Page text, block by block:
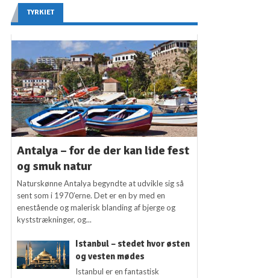
TYRKIET
Antalya – for de der kan lide fest
og smuk natur
Naturskønne Antalya begyndte at udvikle sig så
sent som i 1970’erne. Det er en by med en
enestående og malerisk blanding af bjerge og
kyststrækninger, og...
Istanbul – stedet hvor østen
og vesten mødes
Istanbul er en fantastisk